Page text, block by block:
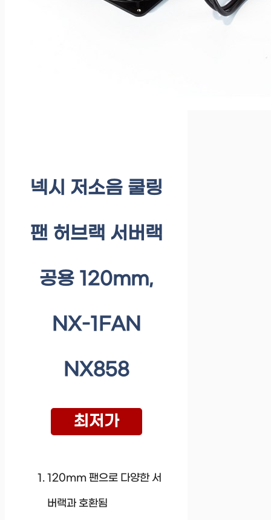
넥시 저소음 쿨링
팬 허브랙 서버랙
공용 120mm,
NX-1FAN
NX858
최저가
120mm 팬으로 다양한 서
버랙과 호환됨